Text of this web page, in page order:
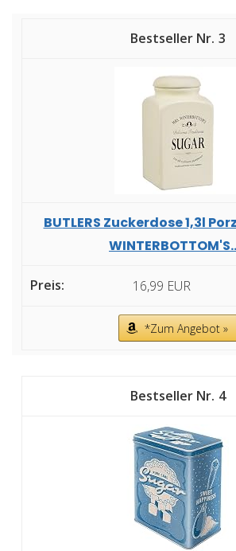
3
BUTLERS Zuckerdose 1,3l
16,99 EUR
*Zum Angebot »
4